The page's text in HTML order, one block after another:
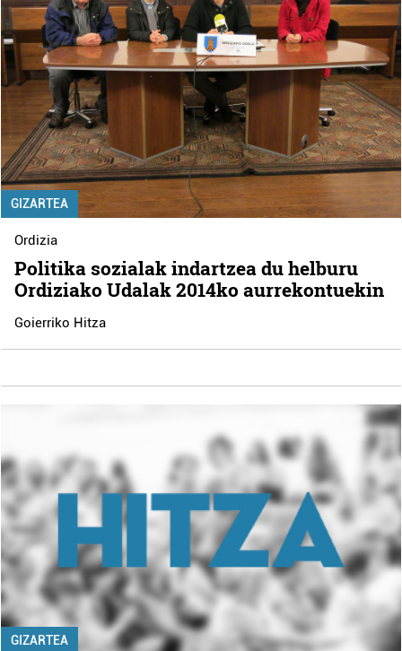
GIZARTEA
Ordizia
Politika sozialak indartzea du helburu
Ordiziako Udalak 2014ko aurrekontuekin
Goierriko Hitza
GIZARTEA